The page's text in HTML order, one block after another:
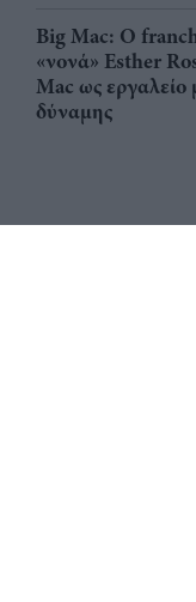
Big Mac: Ο
«νονά» Esther
Mac ως εργαλείο
δύναμης